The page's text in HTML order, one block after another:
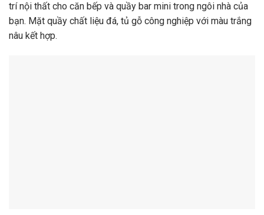
trí nội thất cho căn bếp và quầy bar mini trong ngôi nhà của
bạn. Mặt quầy chất liệu đá, tủ gỗ công nghiệp với màu trắng
nâu kết hợp.